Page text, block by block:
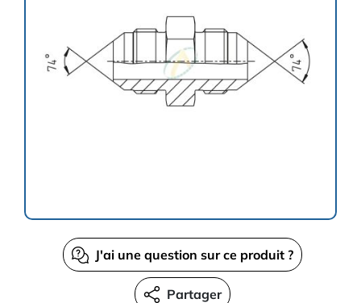
J'ai une question sur ce produit ?
Partager